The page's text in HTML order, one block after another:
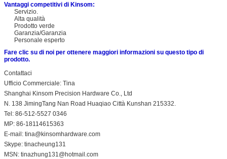
Vantaggi competitivi di Kinsom:
Servizio.
Alta qualità
Prodotto verde
Garanzia/Garanzia
Personale esperto
Fare clic su di noi per ottenere maggiori informazioni su questo tipo di
prodotto.
Contattaci
Ufficio Commerciale: Tina
Shanghai Kinsom Precision Hardware Co., Ltd
N. 138 JimingTang Nan Road Huaqiao Città Kunshan 215332.
Tel: 86-512-5527 0346
MP: 86-18114615363
E-mail: tina@kinsomhardware.com
Skype: tinacheung131
MSN: tinazhung131@hotmail.com